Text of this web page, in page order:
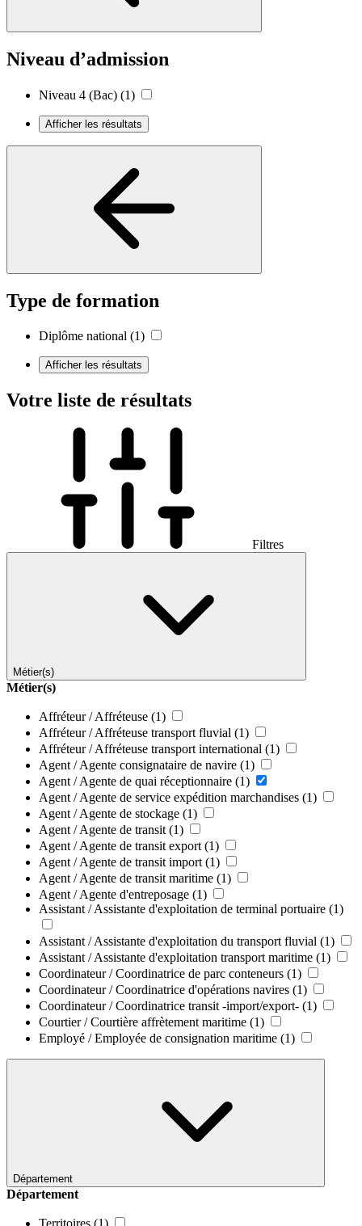
Niveau d’admission
Niveau 4 (Bac) (1)
Afficher les résultats
Type de formation
Diplôme national (1)
Afficher les résultats
Votre liste de résultats
Filtres
Métier(s)
Métier(s)
Affréteur / Affréteuse (1)
Affréteur / Affréteuse transport fluvial (1)
Affréteur / Affréteuse transport international (1)
Agent / Agente consignataire de navire (1)
Agent / Agente de quai réceptionnaire (1)
Agent / Agente de service expédition marchandises (1)
Agent / Agente de stockage (1)
Agent / Agente de transit (1)
Agent / Agente de transit export (1)
Agent / Agente de transit import (1)
Agent / Agente de transit maritime (1)
Agent / Agente d'entreposage (1)
Assistant / Assistante d'exploitation de terminal portuaire (1)
Assistant / Assistante d'exploitation du transport fluvial (1)
Assistant / Assistante d'exploitation transport maritime (1)
Coordinateur / Coordinatrice de parc conteneurs (1)
Coordinateur / Coordinatrice d'opérations navires (1)
Coordinateur / Coordinatrice transit -import/export- (1)
Courtier / Courtière affrètement maritime (1)
Employé / Employée de consignation maritime (1)
Département
Département